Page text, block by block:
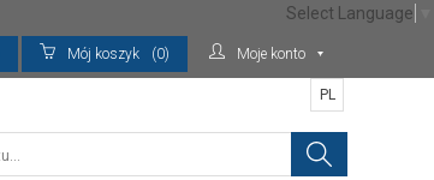
Mój koszyk (0) Moje konto
PL
Select Language